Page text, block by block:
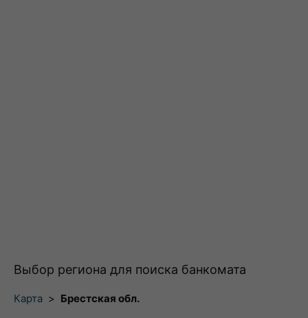
Выбор региона для поиска банкомата
Карта > Брестская обл.